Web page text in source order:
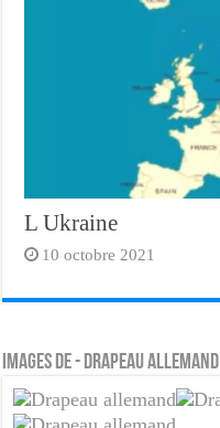
L Ukraine
10 octobre 2021
Images de - drapeau allemand